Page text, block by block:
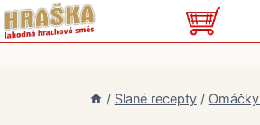
Přeskočit
na
/ Slané recepty /